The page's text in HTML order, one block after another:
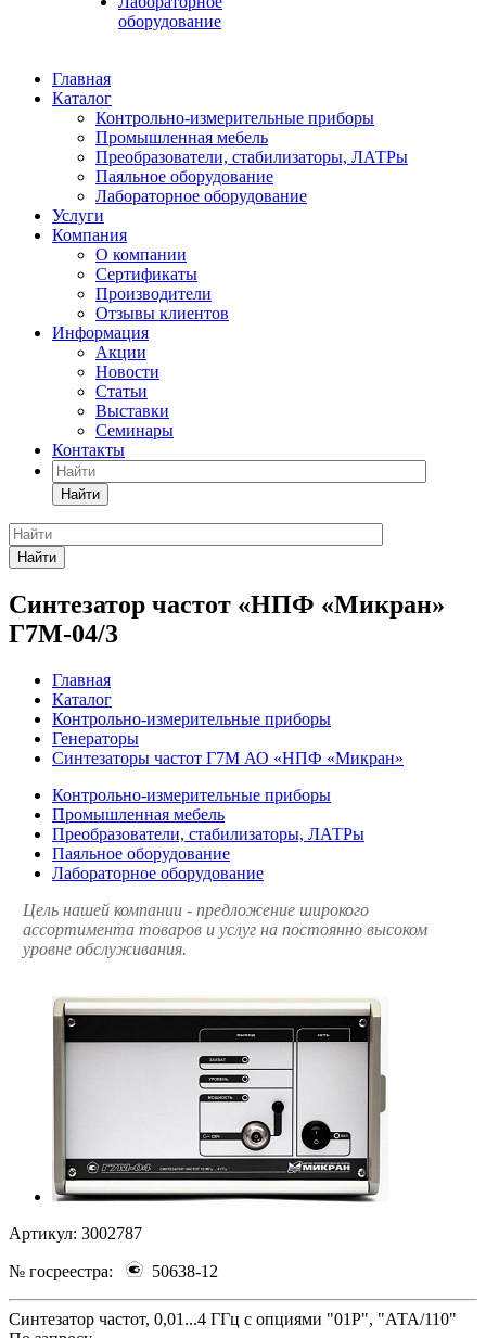
оборудование
Главная
Каталог
Контрольно-измерительные приборы
Промышленная мебель
Преобразователи, стабилизаторы, ЛАТРы
Паяльное оборудование
Лабораторное оборудование
Услуги
Компания
О компании
Сертификаты
Производители
Отзывы клиентов
Информация
Акции
Новости
Статьи
Выставки
Семинары
Контакты
Найти
Найти
Синтезатор частот «НПФ «Микран»
Г7М-04/3
Главная
Каталог
Контрольно-измерительные приборы
Генераторы
Синтезаторы частот Г7М АО «НПФ «Микран»
Контрольно-измерительные приборы
Промышленная мебель
Преобразователи, стабилизаторы, ЛАТРы
Паяльное оборудование
Лабораторное оборудование
Цель нашей компании - предложение широкого
ассортимента товаров и услуг на постоянно высоком
уровне обслуживания.
Артикул: 3002787
№ госреестра: 50638-12
Синтезатор частот, 0,01...4 ГГц с опциями "01Р", "АТА/110"